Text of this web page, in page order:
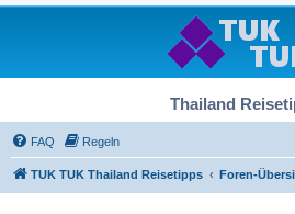
Thailand
FAQ Regeln
TUK TUK Thailand Reisetipps Foren-